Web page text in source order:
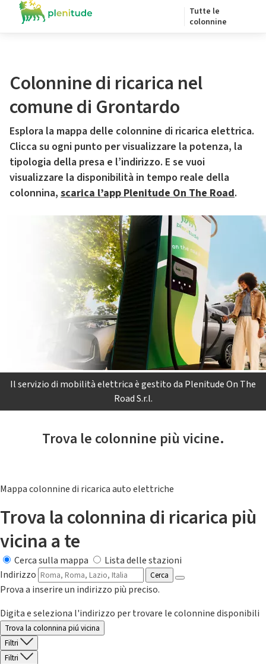
Tutte le
colonnine
Colonnine di ricarica nel
comune di Grontardo
Esplora la mappa delle colonnine di ricarica elettrica.
Clicca su ogni punto per visualizzare la potenza, la
tipologia della presa e l’indirizzo. E se vuoi
visualizzare la disponibilità in tempo reale della
colonnina, scarica l’app Plenitude On The Road.
Il servizio di mobilità elettrica è gestito da Plenitude On The
Road S.r.l.
Trova le colonnine più vicine.
Mappa colonnine di ricarica auto elettriche
Trova la colonnina di ricarica più
vicina a te
Cerca sulla mappa
Lista delle stazioni
Indirizzo
Cerca
Prova a inserire un indirizzo più preciso.
Digita e seleziona l'indirizzo per trovare le colonnine disponibili
Trova la colonnina piú vicina
Filtri
Filtri